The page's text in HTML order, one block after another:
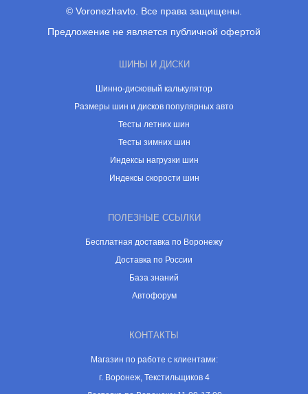
© Voronezhavto. Все права защищены.
Предложение не является публичной офертой
ШИНЫ И ДИСКИ
Шинно-дисковый калькулятор
Размеры шин и дисков популярных авто
Тесты летних шин
Тесты зимних шин
Индексы нагрузки шин
Индексы скорости шин
ПОЛЕЗНЫЕ ССЫЛКИ
Бесплатная доставка по Воронежу
Доставка по России
База знаний
Автофорум
КОНТАКТЫ
Магазин по работе с клиентами:
г. Воронеж, Текстильщиков 4